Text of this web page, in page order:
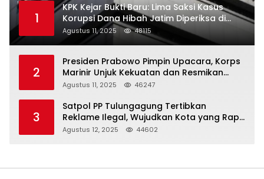
1
KPK Kejar Bukti Baru: Lima Saksi Kasus
Korupsi Dana Hibah Jatim Diperiksa di
Trenggalek
Agustus 11, 2025 48115
2
Presiden Prabowo Pimpin Upacara, Korps
Marinir Unjuk Kekuatan dan Resmikan
Struktur Baru
Agustus 11, 2025 46247
3
Satpol PP Tulungagung Tertibkan
Reklame Ilegal, Wujudkan Kota yang Rapi
dan Indah
Agustus 12, 2025 44602